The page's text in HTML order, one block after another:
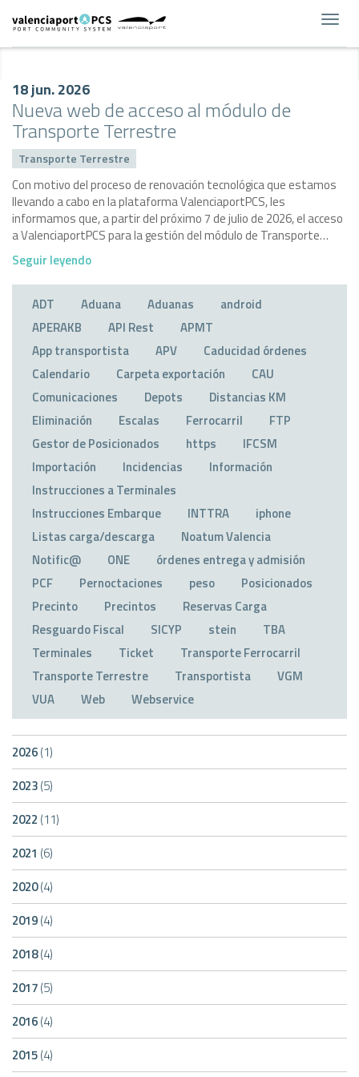
18 jun. 2026
Nueva web de acceso al módulo de
Transporte Terrestre
Transporte Terrestre
Con motivo del proceso de renovación tecnológica que estamos
llevando a cabo en la plataforma ValenciaportPCS, les
informamos que, a partir del próximo 7 de julio de 2026, el acceso
a ValenciaportPCS para la gestión del módulo de Transporte…
Seguir leyendo
ADT Aduana Aduanas
android
APERAKB
API Rest
APMT
App transportista
APV
Caducidad órdenes
Calendario
Carpeta exportación
CAU
Comunicaciones
Depots
Distancias KM
Eliminación
Escalas Ferrocarril
FTP
Gestor de Posicionados
https
IFCSM
Importación
Incidencias
Información
Instrucciones a Terminales
Instrucciones Embarque
INTTRA
iphone
Listas carga/descarga
Noatum Valencia
Notific@
ONE
órdenes entrega y admisión
PCF
Pernoctaciones peso
Posicionados
Precinto
Precintos
Reservas Carga
Resguardo Fiscal
SICYP stein
TBA
Terminales
Ticket
Transporte Ferrocarril
Transporte Terrestre
Transportista
VGM
VUA
Web Webservice
2026(1)
2023(5)
2022 (11)
2021 (6)
2020(4)
2019(4)
2018(4)
2017(5)
2016(4)
2015(4)